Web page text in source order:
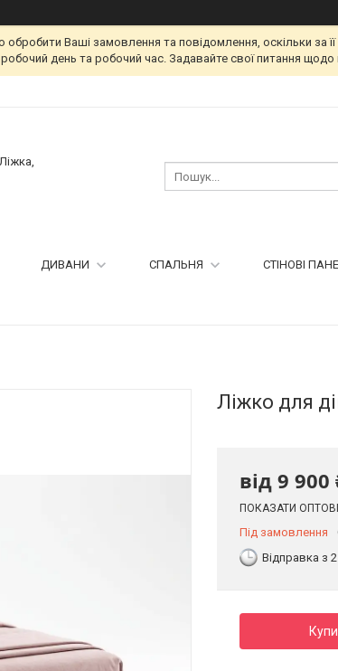
Ваші замовлення та повідомлення, оскільки за
день та робочий час. Задавайте свої питання
ДИВАНИ СПАЛЬНЯ СТІНОВІ
Ліжко для
від 9 900
ПОКАЗАТИ ОПТОВІ
Під замовлення
Відправка з